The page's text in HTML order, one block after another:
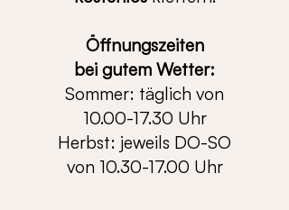
Öffnungszeiten
bei gutem Wetter:
Sommer: täglich von
10.00-17.30 Uhr
Herbst: jeweils DO-SO
von 10.30-17.00 Uhr